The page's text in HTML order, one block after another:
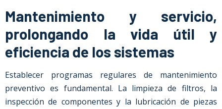
Mantenimiento y servicio,
prolongando la vida útil y
eficiencia de los sistemas
Establecer programas regulares de mantenimiento
preventivo es fundamental. La limpieza de filtros, la
inspección de componentes y la lubricación de piezas